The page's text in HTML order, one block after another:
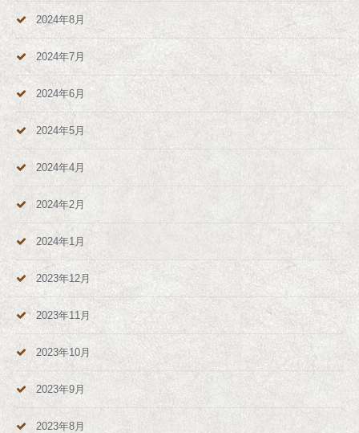
2024年8月
2024年7月
2024年6月
2024年5月
2024年4月
2024年2月
2024年1月
2023年12月
2023年11月
2023年10月
2023年9月
2023年8月